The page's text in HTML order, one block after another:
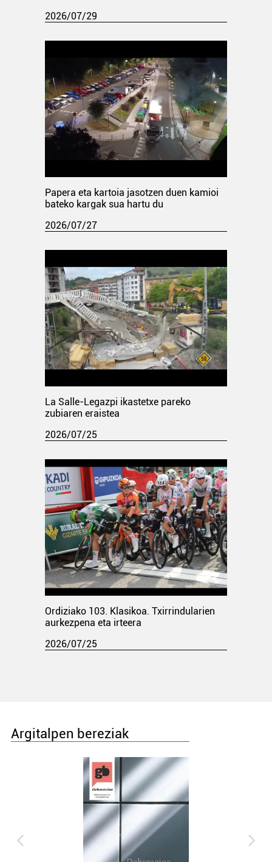
2026/07/29
Papera eta kartoia jasotzen duen kamioi
bateko kargak sua hartu du
2026/07/27
La Salle-Legazpi ikastetxe pareko
zubiaren eraistea
2026/07/25
Ordiziako 103. Klasikoa. Txirrindularien
aurkezpena eta irteera
2026/07/25
Argitalpen bereziak